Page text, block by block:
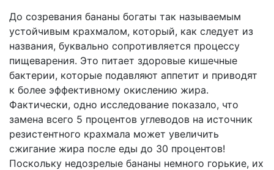
До созревания бананы богаты так называемым
устойчивым крахмалом, который, как следует из
названия, буквально сопротивляется процессу
пищеварения. Это питает здоровые кишечные
бактерии, которые подавляют аппетит и приводят
к более эффективному окислению жира.
Фактически, одно исследование показало, что
замена всего 5 процентов углеводов на источник
резистентного крахмала может увеличить
сжигание жира после еды до 30 процентов!
Поскольку недозрелые бананы немного горькие, их